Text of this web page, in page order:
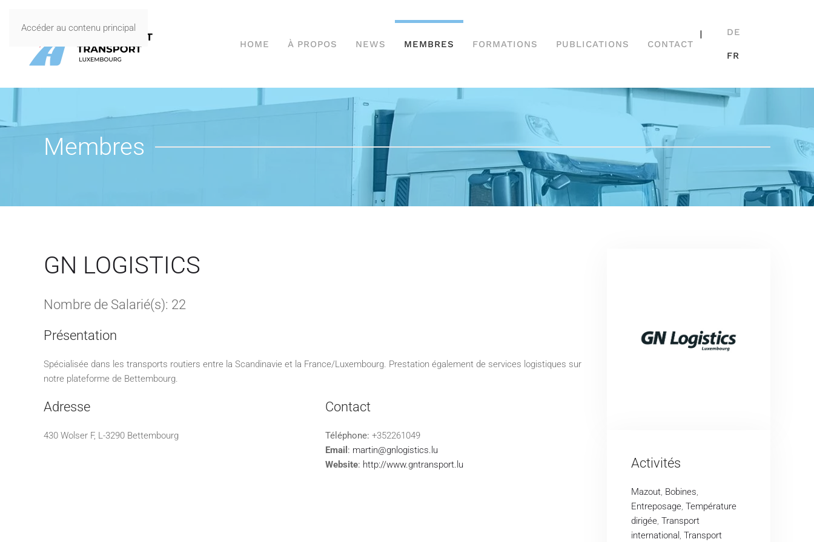
Accéder au contenu principal
HOME
À PROPOS NEWS MEMBRES FORMATIONS PUBLICATIONS CONTACT
| DE
FR
Membres
GN LOGISTICS
Nombre de Salarié(s): 22
Présentation
Spécialisée dans les transports routiers entre la Scandinavie et la France/Luxembourg. Prestation également de services logistiques sur
notre plateforme de Bettembourg.
Adresse
430 Wolser F, L-3290 Bettembourg
Contact
Téléphone: +352261049
Email : martin@gnlogistics.lu
Website: http://www.gntransport.lu Activités
Mazout, Bobines,
Entreposage, Température
dirigée, Transport
international , Transport